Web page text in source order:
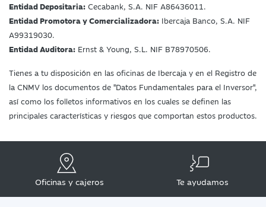
Entidad Depositaria: Cecabank, S.A. NIF A86436011.
Entidad Promotora y Comercializadora: Ibercaja Banco, S.A. NIF
A99319030.
Entidad Auditora: Ernst & Young, S.L. NIF B78970506.
Tienes a tu disposición en las oficinas de Ibercaja y en el Registro de
la CNMV los documentos de "Datos Fundamentales para el Inversor",
así como los folletos informativos en los cuales se definen las
principales características y riesgos que comportan estos productos.
Oficinas y cajeros Te ayudamos